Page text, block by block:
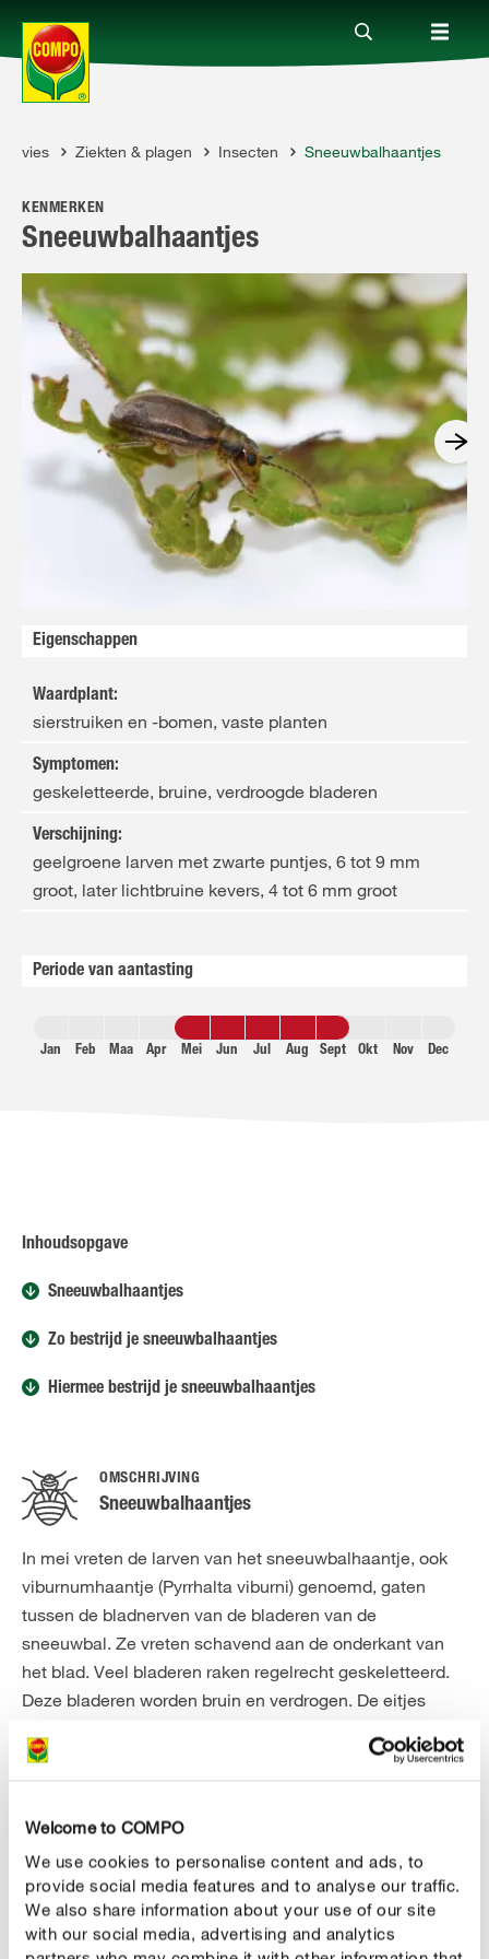
Welcome to COMPO
We use cookies to personalise content and ads, to
provide social media features and to analyse our traffic.
We also share information about your use of our site
with our social media, advertising and analytics
Producten
Advies
Thema's
Tot je dienst
Onderneming
Advies Ziekten & plagen Insecten Sneeuwbalhaantjes
KENMERKEN
Sneeuwbalhaantjes
Eigenschappen
Waardplant:
sierstruiken en -bomen, vaste planten
Symptomen:
geskeletteerde, bruine, verdroogde bladeren
Verschijning:
geelgroene larven met zwarte puntjes, 6 tot 9 mm
groot, later lichtbruine kevers, 4 tot 6 mm groot
Periode van aantasting
Jan Feb Maa Apr Mei Jun Jul Aug Sept Okt Nov Dec
Inhoudsopgave
Sneeuwbalhaantjes
Zo bestrijd je sneeuwbalhaantjes
Hiermee bestrijd je sneeuwbalhaantjes
OMSCHRIJVING
Sneeuwbalhaantjes
In mei vreten de larven van het sneeuwbalhaantje, ook
viburnumhaantje (Pyrrhalta viburni) genoemd, gaten
tussen de bladnerven van de bladeren van de
sneeuwbal. Ze vreten schavend aan de onderkant van
het blad. Veel bladeren raken regelrecht geskeletteerd.
Deze bladeren worden bruin en verdrogen. De eitjes
larven zijn 6 tot 9 mm groot en geelgroen met zwarte
effect op de eerstvolgende bladuitloop.
BESTRIJDING
Zo bestrijd je sneeuwbalhaantjes